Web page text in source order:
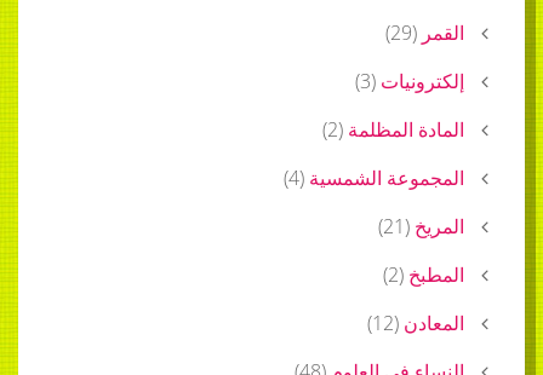
القمر (
29
)
إلكترونيات (
3
)
المادة المظلمة (
2
)
المجموعة الشمسية (
4
)
المريخ (
21
)
المطبخ (
2
)
المعادن (
12
)